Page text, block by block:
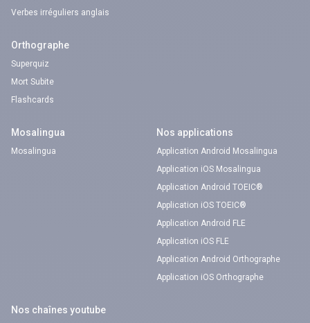
Verbes irréguliers anglais
Orthographe
Superquiz
Mort Subite
Flashcards
Mosalingua
Mosalingua
Nos applications
Application Android Mosalingua
Application iOS Mosalingua
Application Android TOEIC®
Application iOS TOEIC®
Application Android FLE
Application iOS FLE
Application Android Orthographe
Application iOS Orthographe
Nos chaînes youtube